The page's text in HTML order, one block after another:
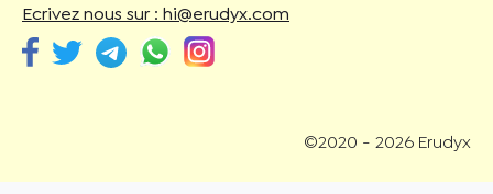
Ecrivez nous sur : hi@erudyx.com
©2020 - 2026 Erudyx